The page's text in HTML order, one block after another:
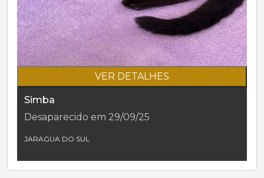
VER DETALHES
Simba
Desaparecido em 29/09/25
JARAGUA DO SUL